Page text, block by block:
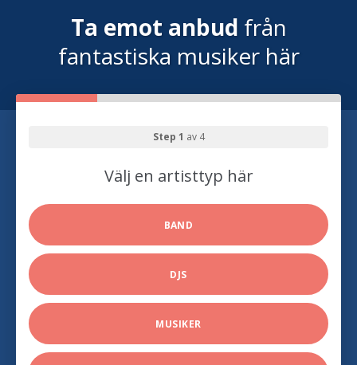
Ta emot anbud från
fantastiska musiker här
Step 1 av 4
Välj en artisttyp här
BAND
DJS
MUSIKER